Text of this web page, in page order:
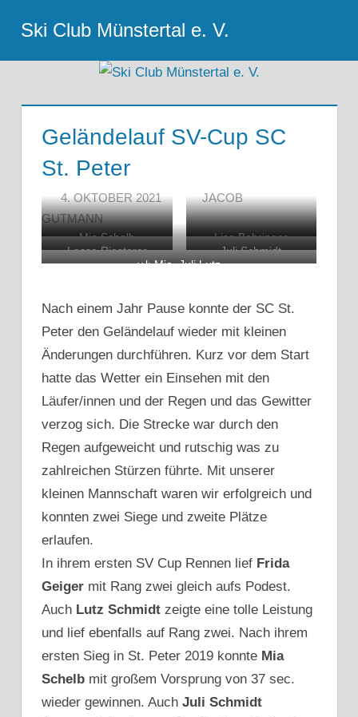
Inhalt
springen
Ski Club Münstertal e. V.
Geländelauf SV-Cup SC
St. Peter
4. OKTOBER 2021
JACOB
GUTMANN
Mia Schelb
Lisa Behringer
Lasse Riesterer
Juli Schmidt
v.l: Mia, Juli,Lutz
Nach einem Jahr Pause konnte der SC St.
Peter den Geländelauf wieder mit kleinen
Änderungen durchführen. Kurz vor dem Start
hatte das Wetter ein Einsehen mit den
Läufer/innen und der Regen und das Gewitter
verzog sich. Die Strecke war durch den
Regen aufgeweicht und rutschig was zu
zahlreichen Stürzen führte. Mit unserer
kleinen Mannschaft waren wir erfolgreich und
konnten zwei Siege und zweite Plätze
erlaufen.
In ihrem ersten SV Cup Rennen lief Frida
Geiger mit Rang zwei gleich aufs Podest.
Auch Lutz Schmidt zeigte eine tolle Leistung
und lief ebenfalls auf Rang zwei. Nach ihrem
ersten Sieg in St. Peter 2019 konnte Mia
Schelb mit großem Vorsprung von 37 sec.
wieder gewinnen. Auch Juli Schmidt